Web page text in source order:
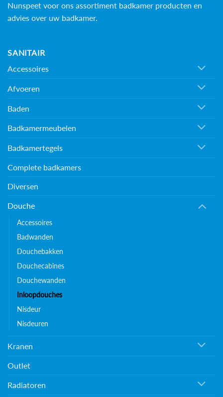
Nunspeet voor ons assortiment badkamer producten en
advies over uw badkamer.
SANITAIR
Accessoires
Afvoeren
Baden
Badkamermeubelen
Badkamertegels
Complete badkamers
Diversen
Douche
Accessoires
Badwanden
Douchebakken
Douchecabines
Douchewanden
Inloopdouches
Nisdeur
Nisdeuren
Kranen
Outlet
Radiatoren